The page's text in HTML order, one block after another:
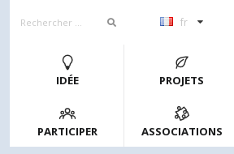
fr
IDÉE PROJETS
PARTICIPER ASSOCIATIONS